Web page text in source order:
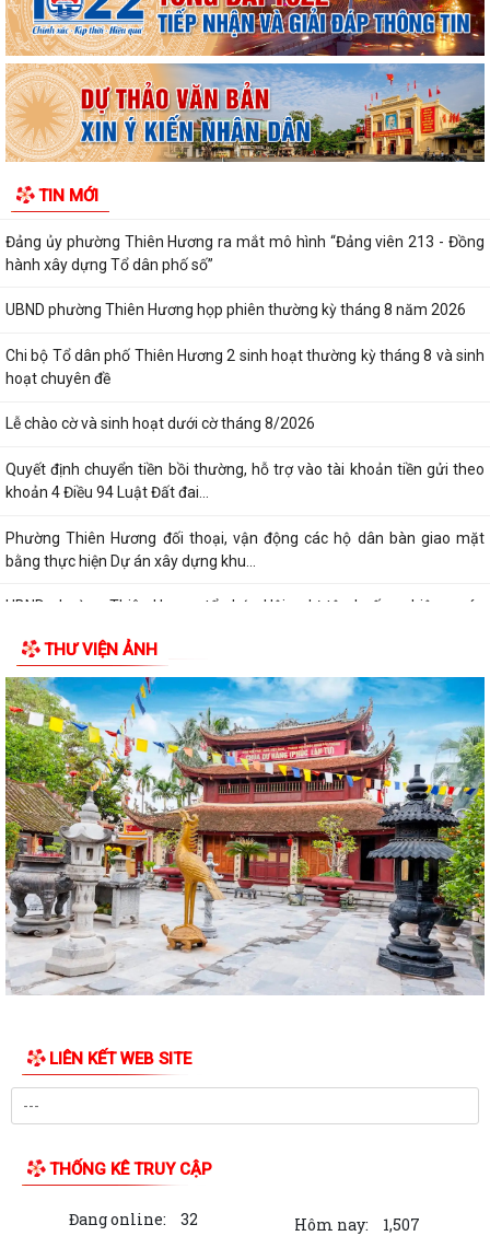
TIN MỚI
Trung tâm Phục vụ Hành chính công phường Thiên Hương tổ chức
trao Giấy chứng nhận đăng ký kết hôn
Nghị quyết HĐND thành phố ban hành đặt tên 1 phố và 2 tuyến đường
trên địa bàn phường Thiên Hương
Hải Phòng số 3 năm 2026
Đảng ủy phường Thiên Hương ra mắt mô hình “Đảng viên 213 - Đồng
hành xây dựng Tổ dân phố số”
UBND phường Thiên Hương họp phiên thường kỳ tháng 8 năm 2026
Chi bộ Tổ dân phố Thiên Hương 2 sinh hoạt thường kỳ tháng 8 và sinh
hoạt chuyên đề
Lễ chào cờ và sinh hoạt dưới cờ tháng 8/2026
Quyết định chuyển tiền bồi thường, hỗ trợ vào tài khoản tiền gửi theo
khoản 4 Điều 94 Luật Đất đai...
Phường Thiên Hương đối thoại, vận động các hộ dân bàn giao mặt
bằng thực hiện Dự án xây dựng khu...
UBND phường Thiên Hương tổ chức Hội nghị tập huấn nghiệp vụ áp
Quyết định công bố danh mục thủ tục hành chính ban hành mới, được
sửa đổi, bổ sung lĩnh vực phát...
Bản tổng hợp ý kiến, tiếp thu, giải trình ý kiến đối với dự thảo nghị quyết
quy định nội dung chi,...
Kế hoạch Phòng, chống thiên tai năm 2026 trên địa bàn phường Thiên
Hương (điều chỉnh, bổ sung)
Lãnh đạo phường thăm và chúc mừng nhân kỷ niệm 97 năm Ngày
thành lập Công đoàn Việt Nam (28/7/1929...
Phường Thiên Hương tập huấn phân loại chất thải rắn sinh hoạt tại
nguồn
Quyết định phê duyệt giá đất cụ thể và phương án bồi thường, hỗ trợ,
tái định cư khi Nhà nước thu...
NIỆM 79 NĂM NGÀY THƯƠNG BINH - LIỆT SĨ...
SỞ NÔNG NGHIỆP VÀ MÔI TRƯỜNG LÀM VIỆC PHƯỜNG THIÊN HƯƠNG
THƯ VIỆN ẢNH
LIÊN KẾT WEB SITE
THỐNG KÊ TRUY CẬP
Đang online: 32 Hôm nay: 1,507